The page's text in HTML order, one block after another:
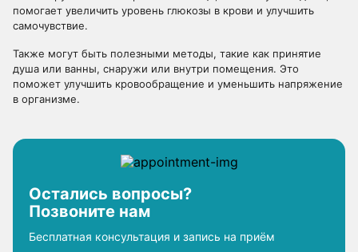
помогает увеличить уровень глюкозы в крови и улучшить
самочувствие.
Также могут быть полезными методы, такие как принятие
душа или ванны, снаружи или внутри помещения. Это
поможет улучшить кровообращение и уменьшить напряжение
в организме.
Остались вопросы?
Позвоните нам
Бесплатная консультация и запись на приём